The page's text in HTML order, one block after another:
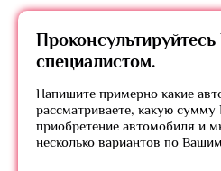
Проконсультируйтесь
специалистом.
Напишите примерно какие
рассматриваете, какую
приобретение автомобиля и
несколько вариантов по